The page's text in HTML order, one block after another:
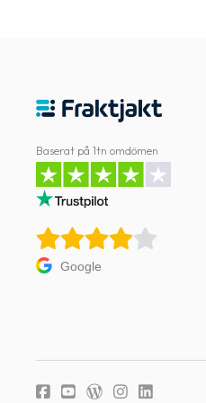
Baserat på 1tn omdömen
Google